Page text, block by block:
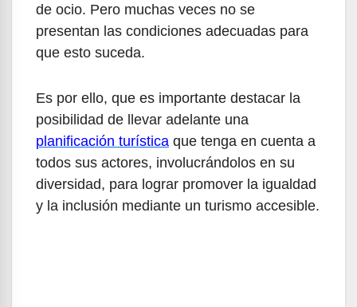
de ocio. Pero muchas veces no se
presentan las condiciones adecuadas para
que esto suceda.
Es por ello, que es importante destacar la
posibilidad de llevar adelante una
planificación turística que tenga en cuenta a
todos sus actores, involucrándolos en su
diversidad, para lograr promover la igualdad
y la inclusión mediante un turismo accesible.